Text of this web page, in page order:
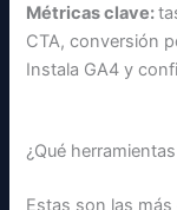
Métricas clave:
CTA, conversión
Instala GA4 y
¿Qué
Estas son las